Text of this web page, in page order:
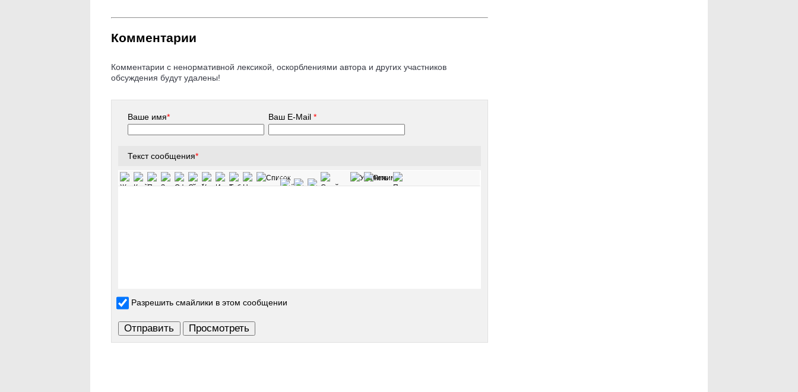
Комментарии
Комментарии с ненормативной лексикой, оскорблениями автора и других участников
обсуждения будут удалены!
Ваше имя* Ваш E-Mail*
Текст сообщения*
Разрешить смайлики в этом сообщении